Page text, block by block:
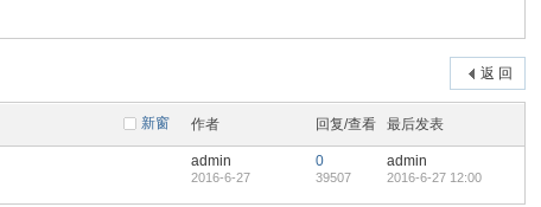
返 回
新窗 作者 回复/查看 最后发表
admin
2016-6-27
0
39507
admin
2016-6-27 12:00